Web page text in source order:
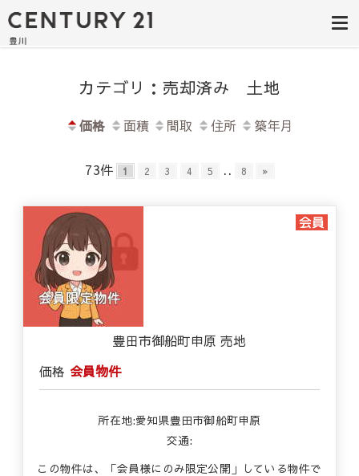
豊田市の中古
住宅・土地・
し｜センチュ
リー21豊川
建て・土地探しはセンチュリー21豊
川へ。豊田市内の最新物件情報を随
時更新中！駅近、建築条件無し、ペ
わり条件に合わせて理想の物件を簡カテゴリ：売却済み 土地
価格 面積 間取 住所 築年月
73件 1 2 3 4 5 .. 8 »
豊田市御船町申原 売地
価格 会員物件
所在地:愛知県豊田市御船町申原
交通:
この物件は、「会員様にのみ限定公開」している物件で